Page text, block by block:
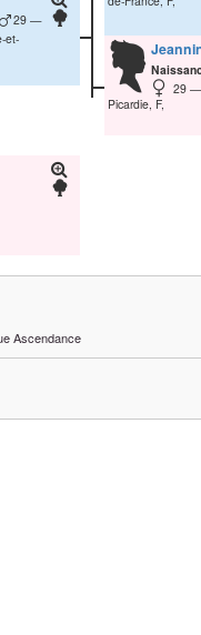
29
et-
29
Picardie, F,
Ascendance